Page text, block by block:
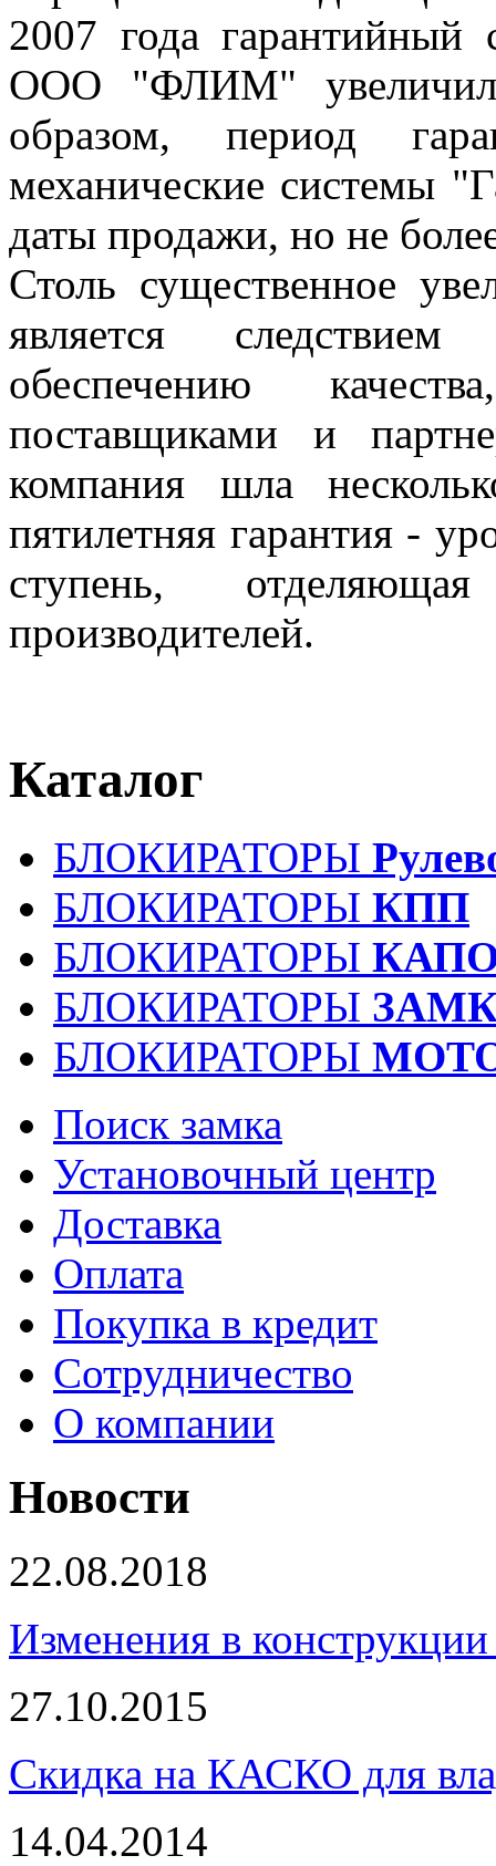
2007 года
ООО "ФЛИМ"
образом, период
механические системы
даты продажи, но не
Столь существенное
является
обеспечению
поставщиками и
компания шла
пятилетняя гарантия -
ступень,
производителей.
Каталог
БЛОКИРАТОРЫ
БЛОКИРАТОРЫ КПП
БЛОКИРАТОРЫ
БЛОКИРАТОРЫ
БЛОКИРАТОРЫ
Поиск замка
Установочный центр
Доставка
Оплата
Покупка в кредит
Сотрудничество
О компании
Новости
22.08.2018
Изменения в
27.10.2015
Скидка на КАСКО для
14.04.2014